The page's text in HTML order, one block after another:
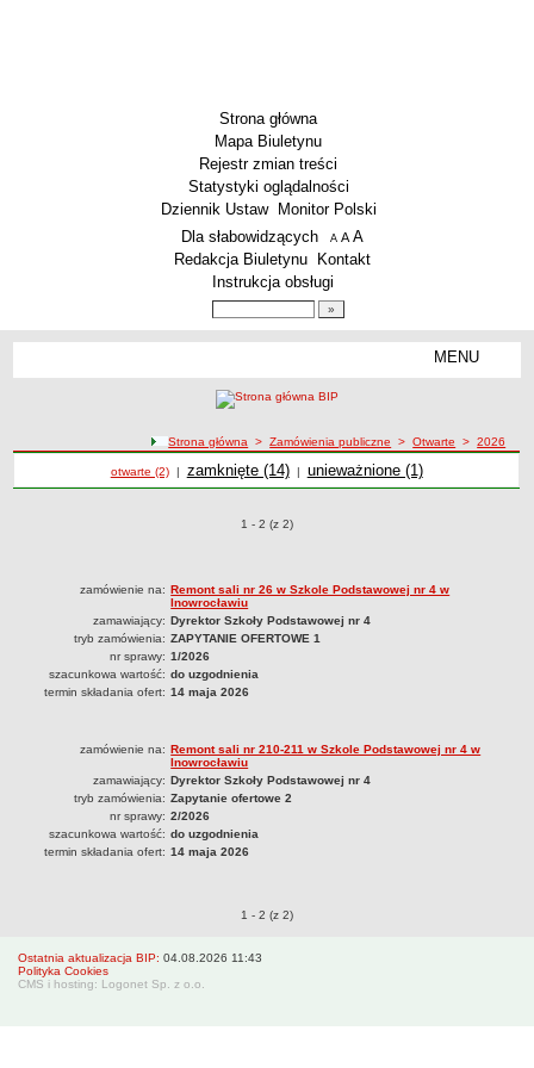
Strona główna
Mapa Biuletynu
Rejestr zmian treści
Statystyki oglądalności
Dziennik Ustaw
Monitor Polski
Menu dodatkowe
Dla słabowidzących A pomniejsz czcionkę
A standardowy rozmiar czcionki
A
Redakcja Biuletynu
Kontakt
Instrukcja obsługi
MENU
PONOWNE WYKORZYSTYWANIE
PLACÓWKI OŚWIATOWE
Przedszkola
Zarządzenia 2015
Zarządzenia 2016
Zarządzenia 2020
Zarządzenia 2021
Zarządzenia 2022
Zarządzenia 2025
Zarządzenia 2026
ścieżka nawigacji
Strona główna >Zamówienia publiczne >Otwarte >2026
Zamówienia publiczne otwarte z 2026 roku
Zamówienia publiczne
otwarte (2)| Zamówienia publiczne
zamknięte (14)| Zamówienia publiczne
unieważnione (1)
Zamówienia publiczne o pozycjach
1 - 2 (z 2)
zamówienie na: Remont sali nr 26 w Szkole Podstawowej nr 4 w
Inowrocławiu
zamawiający: Dyrektor Szkoły Podstawowej nr 4
tryb zamówienia: ZAPYTANIE OFERTOWE 1
nr sprawy: 1/2026
szacunkowa wartość: do uzgodnienia
termin składania ofert: 14 maja 2026
zamówienie na: Remont sali nr 210-211 w Szkole Podstawowej nr 4 w
Inowrocławiu
zamawiający: Dyrektor Szkoły Podstawowej nr 4
tryb zamówienia: Zapytanie ofertowe 2
nr sprawy: 2/2026
szacunkowa wartość: do uzgodnienia
termin składania ofert: 14 maja 2026
Zamówienia publiczne o pozycjach
1 - 2 (z 2)
Ostatnia aktualizacja BIP: 04.08.2026 11:43
Polityka Cookies
CMS i hosting: Logonet Sp. z o.o.